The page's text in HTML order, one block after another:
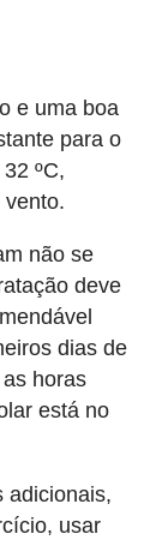
e uma boa
para o
ºC,
vento.
não se
deve
dias de
horas
está no
adicionais,
usar